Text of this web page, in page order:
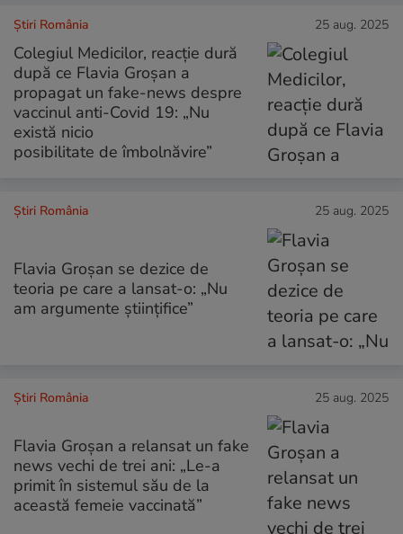
Știri România 25 aug. 2025
Colegiul Medicilor, reacție dură
după ce Flavia Groșan a
propagat un fake-news despre
vaccinul anti-Covid 19: „Nu
există nicio
posibilitate de îmbolnăvire”
Știri România 25 aug. 2025
Flavia Groșan se dezice de
teoria pe care a lansat-o: „Nu
am argumente științifice”
Știri România 25 aug. 2025
Flavia Groșan a relansat un fake
news vechi de trei ani: „Le-a
primit în sistemul său de la
această femeie vaccinată”